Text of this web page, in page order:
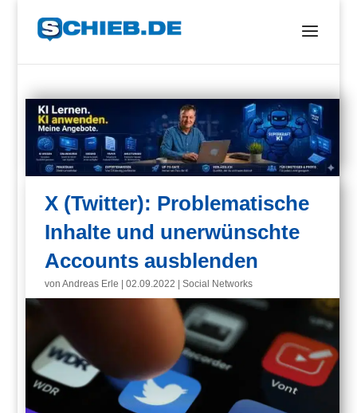
X (Twitter): Problematische
Inhalte und unerwünschte
Accounts ausblenden
vonAndreas Erle |02.09.2022 |Social Networks